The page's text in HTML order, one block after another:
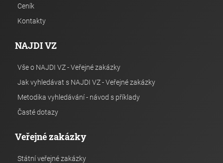
Ceník
Kontakty
NAJDI VZ
Vše o NAJDI VZ - Veřejné zakázky
Jak vyhledávat s NAJDI VZ - Veřejné zakázky
Metodika vyhledávání - návod s příklady
Časté dotazy
Veřejné zakázky
Státní veřejné zakázky